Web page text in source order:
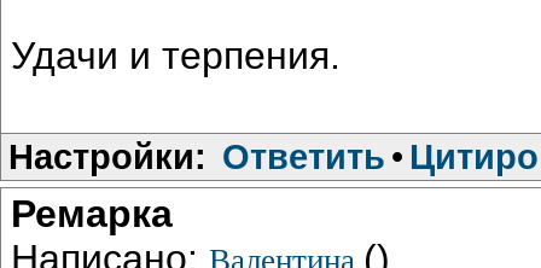
Удачи и терпения.
Настройки: Ответить •
Ремарка
Написано: Валентина ()